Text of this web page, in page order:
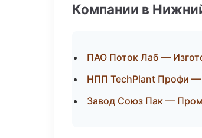
Компании в
ПАО Поток Лаб —
НПП TechPlant Профи —
Завод Союз Пак —